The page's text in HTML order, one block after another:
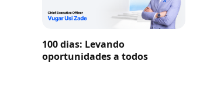
100 dias: Levando
oportunidades a todos